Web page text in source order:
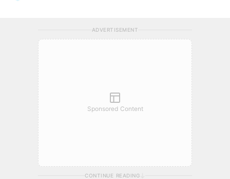
ADVERTISEMENT
Sponsored Content
CONTINUE READING